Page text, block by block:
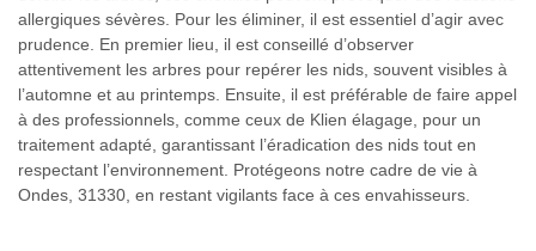
allergiques sévères. Pour les éliminer, il est essentiel d’agir avec
prudence. En premier lieu, il est conseillé d’observer
attentivement les arbres pour repérer les nids, souvent visibles à
l’automne et au printemps. Ensuite, il est préférable de faire appel
à des professionnels, comme ceux de Klien élagage, pour un
traitement adapté, garantissant l’éradication des nids tout en
respectant l’environnement. Protégeons notre cadre de vie à
Ondes, 31330, en restant vigilants face à ces envahisseurs.